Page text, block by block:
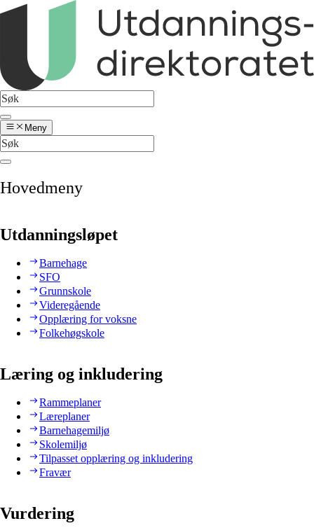
Meny
Hovedmeny
Utdanningsløpet
Barnehage
SFO
Grunnskole
Videregående
Opplæring for voksne
Folkehøgskole
Læring og inkludering
Rammeplaner
Læreplaner
Barnehagemiljø
Skolemiljø
Tilpasset opplæring og inkludering
Fravær
Vurdering